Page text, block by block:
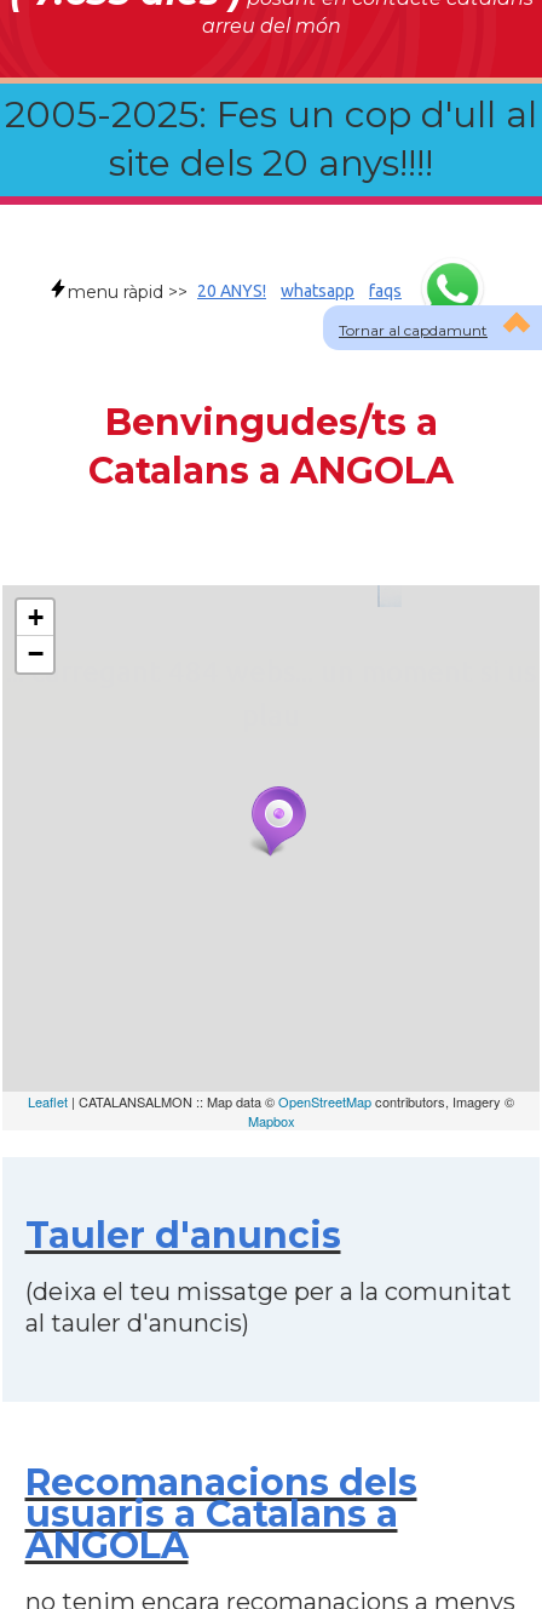
arreu del món
2005-2025: Fes un cop d'ull al
site dels 20 anys!!!!
Tornar al capdamunt
menu ràpid >> 20 ANYS! whatsapp faqs
Benvingudes/ts a
Catalans a ANGOLA
... carregant 484 webs... un moment si us
+
−
Leaflet | CATALANSALMON :: Map data ©OpenStreetMapcontributors, Imagery ©
Mapbox
Tauler d'anuncis
(deixa el teu missatge per a la comunitat
al tauler d'anuncis)
Recomanacions dels
usuaris a Catalans a
ANGOLA
no tenim encara recomanacions a menys